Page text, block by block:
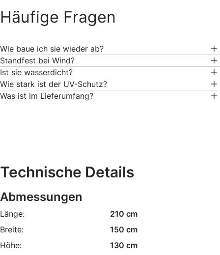
Häufige Fragen
Wie baue ich sie wieder ab?
Standfest bei Wind?
Ist sie wasserdicht?
Wie stark ist der UV-Schutz?
Was ist im Lieferumfang?
Technische Details
Abmessungen
Länge:
210 cm
Breite:
150 cm
Höhe:
130 cm